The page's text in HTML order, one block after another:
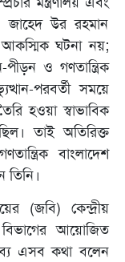
জাহেদ উর রহমান
ঘটনা নয়;
ও গণতান্ত্রিক
পরবর্তী সময়ে
হওয়া স্বাভাবিক
তাই অতিরিক্ত
বাংলাদেশ
তিনি।
(জবি) কেন্দ্রীয়
বিভাগের আয়োজিত
এসব কথা বলেন